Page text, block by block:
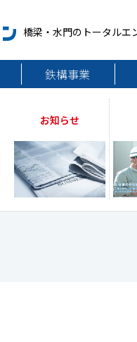
橋梁・水門のトータルエ
鉄構事業
お知らせ